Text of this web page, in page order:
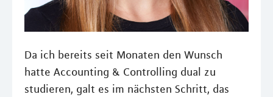
Da ich bereits seit Monaten den Wunsch
hatte Accounting & Controlling dual zu
studieren, galt es im nächsten Schritt, das